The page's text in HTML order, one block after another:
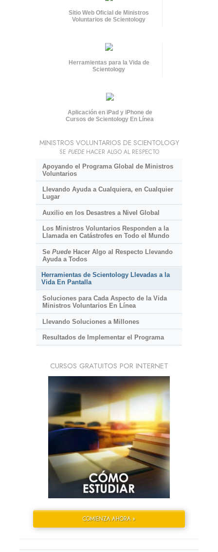
Sitio Web Oficial de Ministros
Voluntarios de Scientology
Herramientas para la Vida de
Scientology
Aplicación en iPad y iPhone de
Cursos de Scientology En Línea
MINISTROS VOLUNTARIOS DE SCIENTOLOGY
SE PUEDEHACER ALGO AL RESPECTO
Apoyando el Programa Global de Ministros
Voluntarios
Llevando Ayuda a Cualquiera, en Cualquier
Lugar
Auxilio en los Desastres a Nivel Global
Los Ministros Voluntarios Responden a la
Llamada en Catástrofes en Todo el Mundo
Se PuedeHacer Algo al Respecto Llevando
Ayuda a Todos
Herramientas de Scientology Llevadas a la
Vida En Pantalla
Soluciones para Cada Aspecto de la Vida
Ministros Voluntarios En Línea
Llevando Soluciones a Millones
Resultados de Implementar el Programa
CURSOS GRATUITOS POR INTERNET
COMIENZA AHORA »